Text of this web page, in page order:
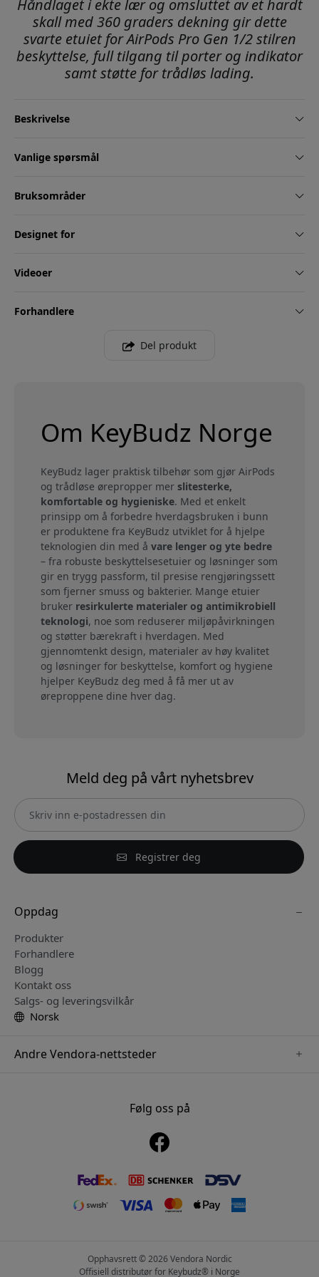
Håndlaget i ekte lær og omsluttet av et hardt
skall med 360 graders dekning gir dette
svarte etuiet for AirPods Pro Gen 1/2 stilren
beskyttelse, full tilgang til porter og indikator
samt støtte for trådløs lading.
Beskrivelse
Vanlige spørsmål
Bruksområder
Designet for
Videoer
Forhandlere
Del produkt
Om KeyBudz Norge
KeyBudz lager praktisk tilbehør som gjør AirPods
og trådløse ørepropper mer slitesterke,
komfortable og hygieniske. Med et enkelt
prinsipp om å forbedre hverdagsbruken i bunn
er produktene fra KeyBudz utviklet for å hjelpe
teknologien din med å vare lenger og yte bedre
– fra robuste beskyttelsesetuier og løsninger som
gir en trygg passform, til presise rengjøringssett
som fjerner smuss og bakterier. Mange etuier
bruker resirkulerte materialer og antimikrobiell
teknologi, noe som reduserer miljøpåvirkningen
og støtter bærekraft i hverdagen. Med
gjennomtenkt design, materialer av høy kvalitet
og løsninger for beskyttelse, komfort og hygiene
hjelper KeyBudz deg med å få mer ut av
øreproppene dine hver dag.
Meld deg på vårt nyhetsbrev
Registrer deg
Oppdag
Produkter
Forhandlere
Blogg
Kontakt oss
Salgs- og leveringsvilkår
Norsk
Andre Vendora-nettsteder
www.myfirst.se
Følg oss på
Opphavsrett © 2026 Vendora Nordic
Offisiell distributør for Keybudz® i Norge